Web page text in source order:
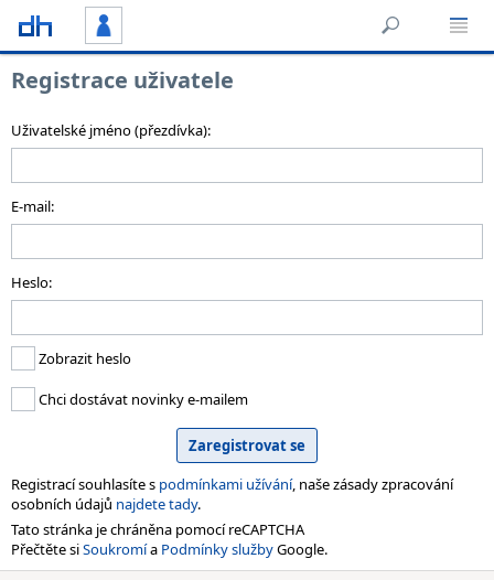
Registrace uživatele
Uživatelské jméno (přezdívka):
E-mail:
Heslo:
Zobrazit heslo
Chci dostávat novinky e-mailem
Registrací souhlasíte s podmínkami užívání, naše zásady zpracování
osobních údajů najdete tady.
Tato stránka je chráněna pomocí reCAPTCHA
Přečtěte siSoukromía Podmínky službyGoogle.